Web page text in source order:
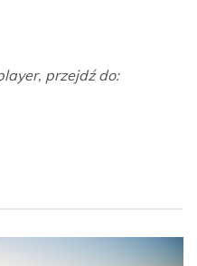
przejdź do: